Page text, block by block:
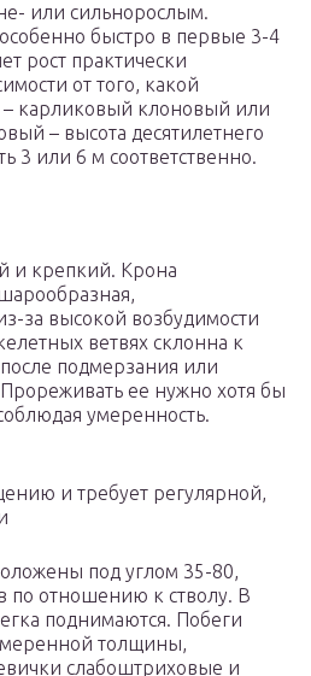
или сильнорослым.
быстро в первые 3-4
рост практически
от того, какой
– карликовый клоновый или
– высота десятилетнего
3 или 6 м соответственно.
и крепкий. Крона
за высокой возбудимости
ветвях склонна к
подмерзания или
ее нужно хотя бы
умеренность.
и требует регулярной,
под углом 35-80,
по отношению к стволу. В
поднимаются. Побеги
толщины,
слабоштриховые и